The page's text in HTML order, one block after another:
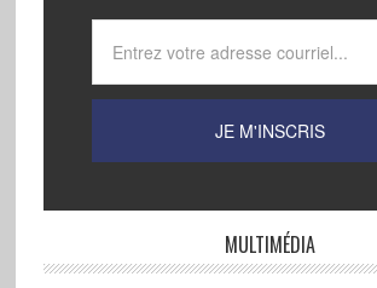
MULTIMÉDIA